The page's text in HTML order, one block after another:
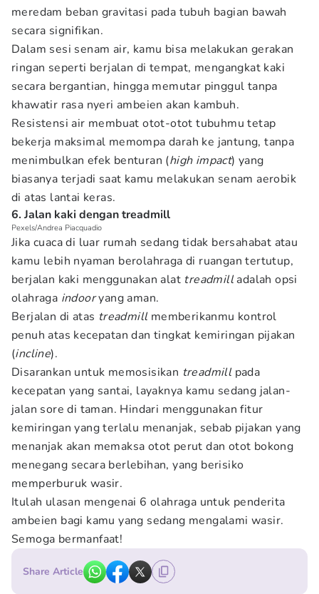
meredam beban gravitasi pada tubuh bagian bawah
secara signifikan.
Dalam sesi senam air, kamu bisa melakukan gerakan
ringan seperti berjalan di tempat, mengangkat kaki
secara bergantian, hingga memutar pinggul tanpa
khawatir rasa nyeri ambeien akan kambuh.
Resistensi air membuat otot-otot tubuhmu tetap
bekerja maksimal memompa darah ke jantung, tanpa
menimbulkan efek benturan (high impact) yang
biasanya terjadi saat kamu melakukan senam aerobik
di atas lantai keras.
6. Jalan kaki dengan treadmill
Pexels/Andrea Piacquadio
Jika cuaca di luar rumah sedang tidak bersahabat atau
kamu lebih nyaman berolahraga di ruangan tertutup,
berjalan kaki menggunakan alat treadmilladalah opsi
olahraga indooryang aman.
Berjalan di atas treadmillmemberikanmu kontrol
penuh atas kecepatan dan tingkat kemiringan pijakan
(incline).
Disarankan untuk memosisikan treadmillpada
kecepatan yang santai, layaknya kamu sedang jalan-
jalan sore di taman. Hindari menggunakan fitur
kemiringan yang terlalu menanjak, sebab pijakan yang
menanjak akan memaksa otot perut dan otot bokong
menegang secara berlebihan, yang berisiko
memperburuk wasir.
Itulah ulasan mengenai 6 olahraga untuk penderita
ambeien bagi kamu yang sedang mengalami wasir.
Semoga bermanfaat!
Share Article